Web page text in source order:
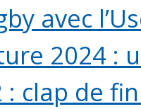
avec
2024 :
: clap de